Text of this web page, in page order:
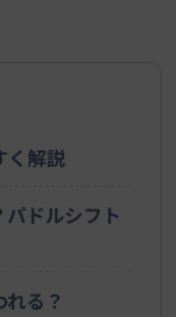
く解説
ドルシフト
る？